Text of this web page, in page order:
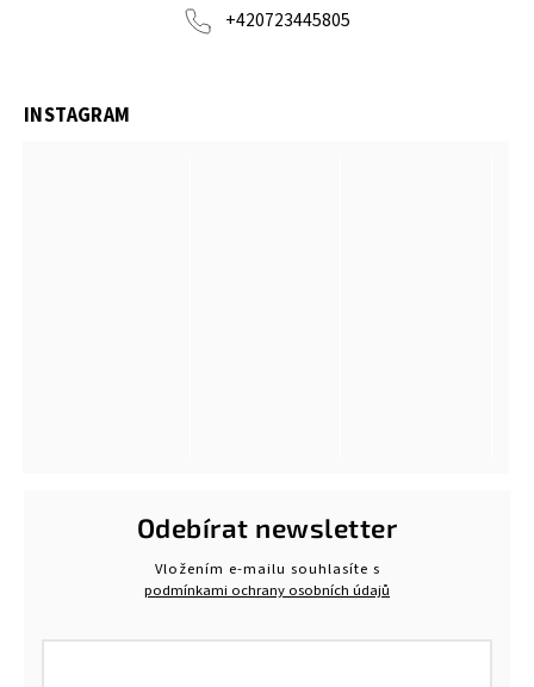
+420723445805
INSTAGRAM
Odebírat newsletter
Vložením e-mailu souhlasíte s
podmínkami ochrany osobních údajů